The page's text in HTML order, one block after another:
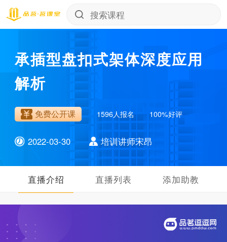
承插型盘扣式架体深度应用
解析
免费公开课 1596人报名 100%好评
2022-03-30 培训讲师宋昂
直播介绍 直播列表 添加助教